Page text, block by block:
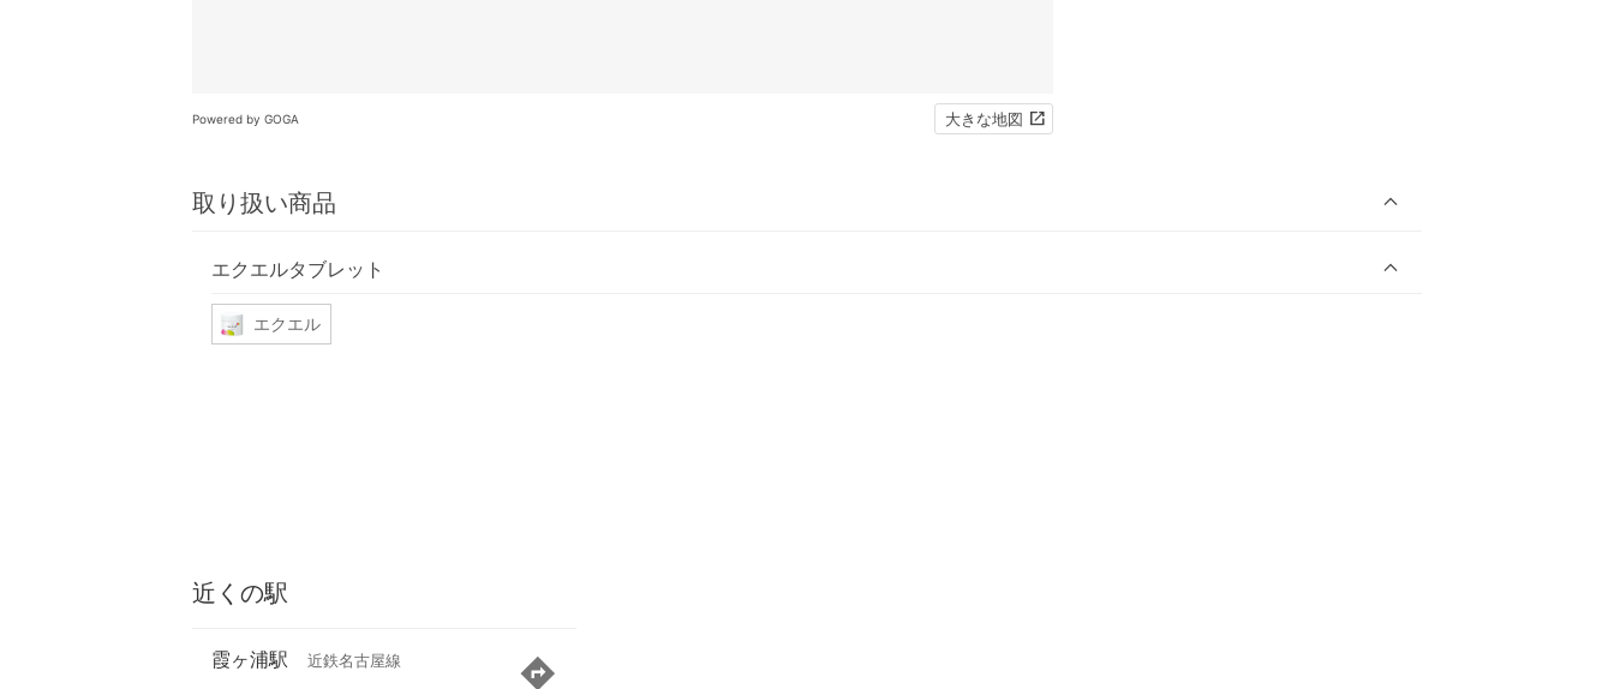
Powered by GOGA 大きな地図
取り扱い商品
エクエルタブレット
エクエル
近くの駅
霞ヶ浦駅 近鉄名古屋線